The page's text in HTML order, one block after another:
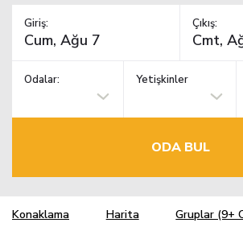
Giriş: Çıkış:
Odalar: Yetişkinler
ODA BUL
Konaklama Harita Gruplar (9+